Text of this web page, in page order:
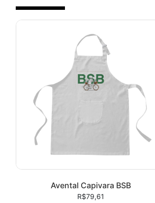
Avental Capivara BSB
R$79,61